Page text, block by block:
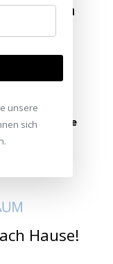
Termin.
Hause!
unsere
sich